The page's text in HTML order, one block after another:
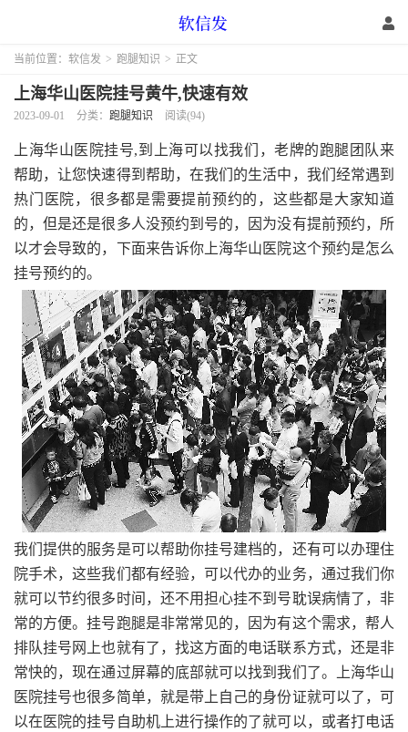
当前位置： 软信发 > 跑腿知识 > 正文
上海华山医院挂号黄牛,快速有效
2023-09-01 分类： 跑腿知识 阅读(94)
上海华山医院挂号,到上海可以找我们，老牌的跑腿团队来
帮助，让您快速得到帮助，在我们的生活中，我们经常遇到
热门医院，很多都是需要提前预约的，这些都是大家知道
的，但是还是很多人没预约到号的，因为没有提前预约，所
以才会导致的，下面来告诉你上海华山医院这个预约是怎么
挂号预约的。
我们提供的服务是可以帮助你挂号建档的，还有可以办理住
院手术，这些我们都有经验，可以代办的业务，通过我们你
就可以节约很多时间，还不用担心挂不到号耽误病情了，非
常的方便。挂号跑腿是非常常见的，因为有这个需求，帮人
排队挂号网上也就有了，找这方面的电话联系方式，还是非
常快的，现在通过屏幕的底部就可以找到我们了。上海华山
医院挂号也很多简单，就是带上自己的身份证就可以了，可
以在医院的挂号自助机上进行操作的了就可以，或者打电话